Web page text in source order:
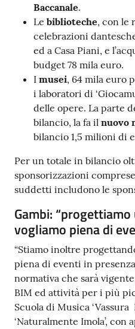
Baccanale.
Le biblioteche, con le
celebrazioni
ed a Casa Piani, e
budget 78 mila euro.
I musei, 64 mila euro
i laboratori di
delle opere. La parte
bilancio, la fa il nuovo
bilancio 1,5 milioni di
Per un totale in bilancio
sponsorizzazioni
suddetti includono le
Gambi:
vogliamo piena di
“Stiamo inoltre
piena di eventi in
normativa che sarà
BIM ed attività per i più
Scuola di Musica ‘Vassura
‘Naturalmente Imola’,